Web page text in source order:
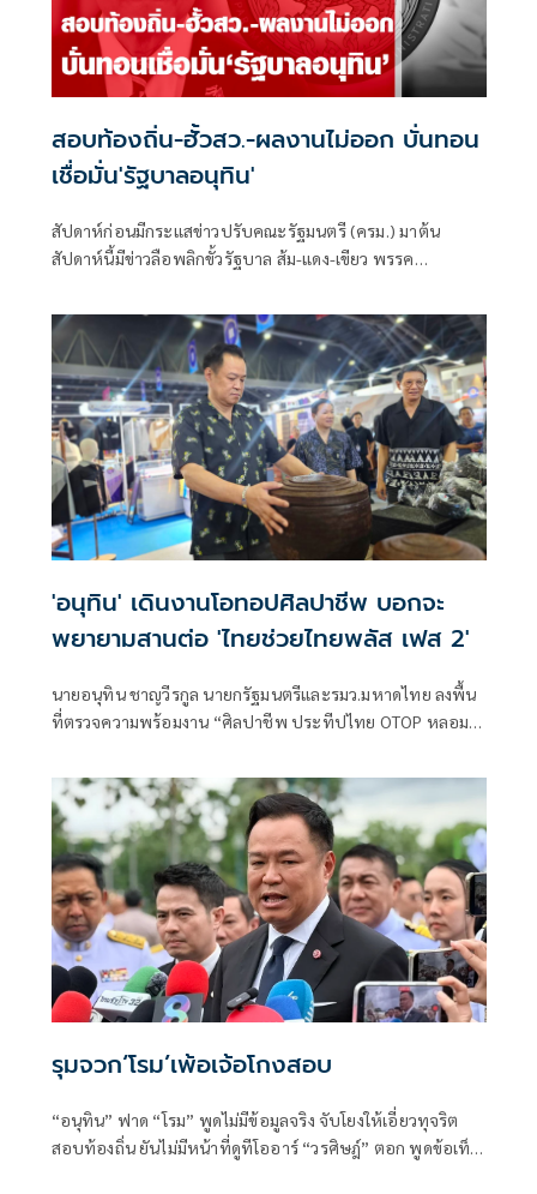
สอบท้องถิ่น-ฮั้วสว.-ผลงานไม่ออก บั่นทอน
เชื่อมั่น'รัฐบาลอนุทิน'
สัปดาห์ก่อนมีกระแสข่าวปรับคณะรัฐมนตรี (ครม.) มาต้น
สัปดาห์นี้มีข่าวลือพลิกขั้วรัฐบาล ส้ม-แดง-เขียว พรรค
'อนุทิน' เดินงานโอทอปศิลปาชีพ บอกจะ
พยายามสานต่อ 'ไทยช่วยไทยพลัส เฟส 2'
นายอนุทิน ชาญวีรกูล นายกรัฐมนตรีและรมว.มหาดไทย ลงพื้น
ที่ตรวจความพร้อมงาน “ศิลปาชีพ ประทีปไทย OTOP หลอม
สิงหาคม นี้ ณ อาคารชาเลนเจอร์ 1–3 อิมแพ็ค เมืองทองธานี ซึ่ง
นายกรัฐมนตรีจะเดินทางมาเปิดงานอย่างเป็นทางการ ในวัน
จันทร์ที่ 10 สิงหาคม
รุมจวก‘โรม’เพ้อเจ้อโกงสอบ
“อนุทิน” ฟาด “โรม” พูดไม่มีข้อมูลจริง จับโยงให้เอี่ยวทุจริต
สอบท้องถิ่น ยันไม่มีหน้าที่ดูทีโออาร์ “วรศิษฎ์” ตอก พูดข้อเท็จ